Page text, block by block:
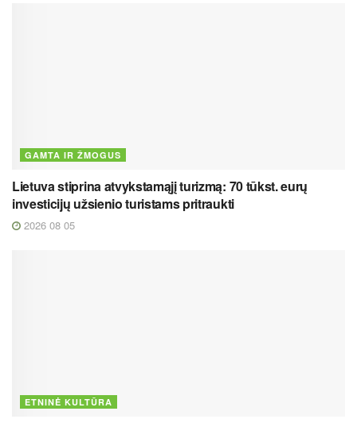
GAMTA IR ŽMOGUS
Lietuva stiprina atvykstamąjį turizmą: 70 tūkst. eurų
investicijų užsienio turistams pritraukti
2026 08 05
ETNINĖ KULTŪRA